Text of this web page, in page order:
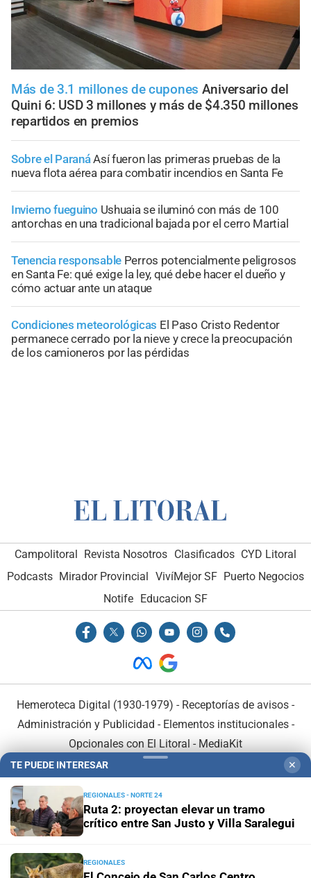
Más de 3.1 millones de cupones Aniversario del
Quini 6: USD 3 millones y más de $4.350 millones
repartidos en premios
Sobre el ParanáAsí fueron las primeras pruebas de la
nueva flota aérea para combatir incendios en Santa Fe
Invierno fueguino Ushuaia se iluminó con más de 100
antorchas en una tradicional bajada por el cerro Martial
Tenencia responsable Perros potencialmente peligrosos
en Santa Fe: qué exige la ley, qué debe hacer el dueño y
cómo actuar ante un ataque
Condiciones meteorológicas El Paso Cristo Redentor
permanece cerrado por la nieve y crece la preocupación
de los camioneros por las pérdidas
Campolitoral Revista Nosotros Clasificados CYD Litoral
Podcasts Mirador Provincial VivíMejor SF Puerto Negocios
Notife Educacion SF
Hemeroteca Digital (1930-1979) - Receptorías de avisos -
Administración y Publicidad - Elementos institucionales-
Opcionales con El Litoral - MediaKit
En Asociación con:
TE PUEDE INTERESAR ✕
REGIONALES - NORTE 24
Ruta 2: proyectan elevar un tramo
crítico entre San Justo y Villa Saralegui
REGIONALES